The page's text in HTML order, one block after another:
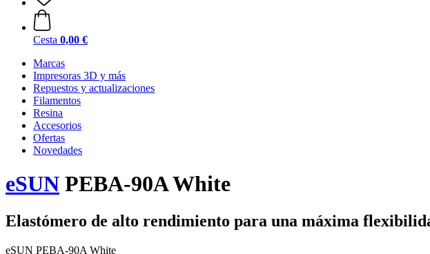
Cesta 0,00 €
Marcas
Impresoras 3D y más
Repuestos y actualizaciones
Filamentos
Resina
Accesorios
Ofertas
Novedades
eSUN PEBA-90A White
Elastómero de alto rendimiento para una máxima
eSUN PEBA-90A White